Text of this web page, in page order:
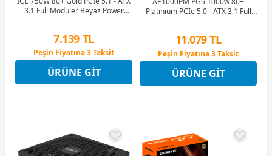
3.1 Full Modüler Beyaz Power
7.139 TL
Peşin Fiyatına 3 Taksit
12 Ay x 840 TL taksitle
Peşin Fiyatına 3 Taksit
ÜRÜNE GIT
Platinium PCIe 5.0 - ATX 3.1 Full
11.079 TL
Peşin Fiyatına 3 Taksit
12 Ay x 1.303 TL taksitle
Peşin Fiyatına 3 Taksit
ÜRÜNE GIT